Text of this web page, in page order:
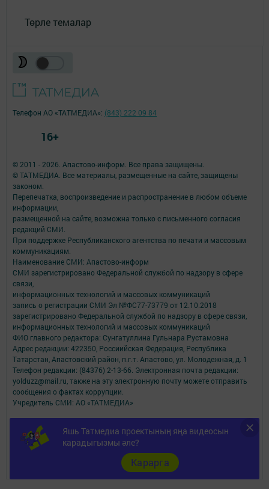
Төрле темалар
Яшь Татмедиа проектының яңа видеосын
карадыгызмы әле?
Карарга
© 2011 - 2026. Апастово-информ. Все права защищены.
© ТАТМЕДИА. Все материалы, размещенные на сайте, защищены
законом.
Перепечатка, воспроизведение и распространение в любом объеме
информации,
размещенной на сайте, возможна только с письменного согласия
редакций СМИ.
При поддержке Республиканского агентства по печати и массовым
коммуникациям.
Наименование СМИ: Апастово-информ
СМИ зарегистрировано Федеральной службой по надзору в сфере
связи,
информационных технологий и массовых коммуникаций
запись о регистрации СМИ Эл №ФС77-73779 от 12.10.2018
зарегистрировано Федеральной службой по надзору в сфере связи,
информационных технологий и массовых коммуникаций
ФИО главного редактора: Сунгатуллина Гульнара Рустамовна
Адрес редакции: 422350, Россиийская Федерация, Республика
Татарстан, Апастовский район, п.г.т. Апастово, ул. Молодежная, д. 1
Телефон редакции: (84376) 2-13-66. Электронная почта редакции:
yolduzz@mail.ru, также на эту электронную почту можете отправить
сообщения о фактах коррупции.
Учредитель СМИ: АО «ТАТМЕДИА»
Антикоррупционная политика
АО «ТАТМЕДИА» использует «cookie»для персонализации сервисов и
удобства пользователей сайтом.
Использование «cookie» можно отменить в настройках браузера.
Политика конфиденциальности
Телефон АО «ТАТМЕДИА»: (843) 222 09 84
16+